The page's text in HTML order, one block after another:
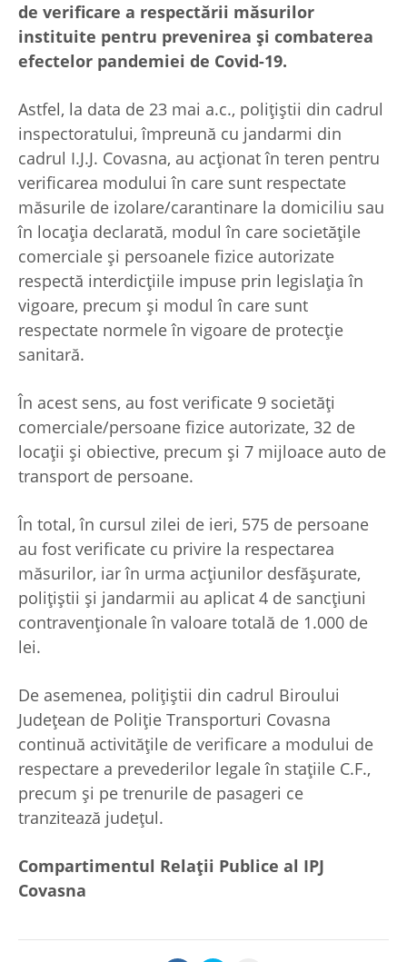
de verificare a respectării măsurilor
instituite pentru prevenirea și combaterea
efectelor pandemiei de Covid-19.
Astfel, la data de 23 mai a.c., polițiștii din cadrul
inspectoratului, împreună cu jandarmi din
cadrul I.J.J. Covasna, au acționat în teren pentru
verificarea modului în care sunt respectate
măsurile de izolare/carantinare la domiciliu sau
în locația declarată, modul în care societățile
comerciale și persoanele fizice autorizate
respectă interdicțiile impuse prin legislația în
vigoare, precum și modul în care sunt
respectate normele în vigoare de protecție
sanitară.
În acest sens, au fost verificate 9 societăți
comerciale/persoane fizice autorizate, 32 de
locații și obiective, precum și 7 mijloace auto de
transport de persoane.
În total, în cursul zilei de ieri, 575 de persoane
au fost verificate cu privire la respectarea
măsurilor, iar în urma acțiunilor desfășurate,
polițiștii și jandarmii au aplicat 4 de sancțiuni
contravenționale în valoare totală de 1.000 de
lei.
De asemenea, polițiștii din cadrul Biroului
Județean de Poliție Transporturi Covasna
continuă activitățile de verificare a modului de
respectare a prevederilor legale în stațiile C.F.,
precum și pe trenurile de pasageri ce
tranzitează județul.
Compartimentul Relații Publice al IPJ
Covasna